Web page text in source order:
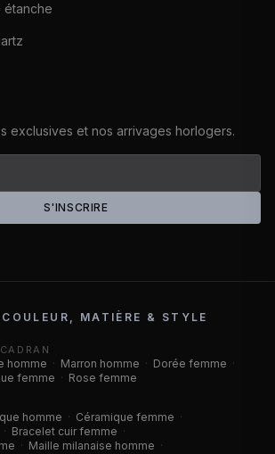
étanche
exclusives et nos arrivages horlogers.
S'INSCRIRE
COULEUR, MATIÈRE & STYLE
homme · Marron homme · Dorée femme ·
femme · Rose femme
homme · Céramique femme ·
· Bracelet cuir femme ·
· Maille milanaise homme ·